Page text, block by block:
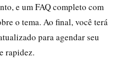
e um FAQ completo com
o tema. Ao final, você terá
para agendar seu
rapidez.